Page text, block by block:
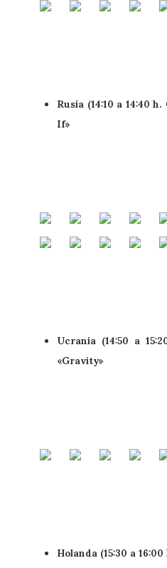
Rusia (14:10 a 14:40 h.
If»
Ucrania (14:50 a
«Gravity»
Holanda (15:30 a 16:00